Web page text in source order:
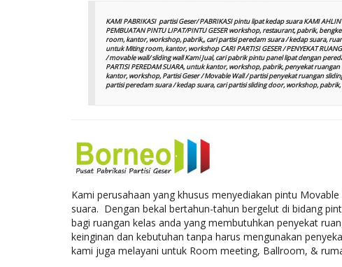
KAMI PABRIKASI partisi Geser/ PABRIKASI pintu lipat kedap suara KAMI
PEMBUATAN PINTU LIPAT/PINTU GESER workshop, restaurant, pabrik,
room, kantor, workshop, pabrik,, cari partisi peredam suara / kedap suara,
untuk Miting room, kantor, workshop CARI PARTISI GESER / PENYEKAT
/ movable wall/ sliding wall Kami Jual, cari pabrik pintu panel lipat dengan
PARTISI PEREDAM SUARA, untuk kantor, workshop, pabrik, penyekat
kantor, workshop, Partisi Geser / Movable Wall / partisi penyekat ruangan
partisi peredam suara / kedap suara, cari partisi sliding door, workshop, pabrik,
Kami perusahaan yang khusus menyediakan pintu
suara. Dengan bekal bertahun-tahun bergelut di bidang
bagi ruangan kelas anda yang membutuhkan penyekat
keinginan dan kebutuhan tanpa harus mengunakan
kami juga melayani untuk Room meeting, Ballroom, &